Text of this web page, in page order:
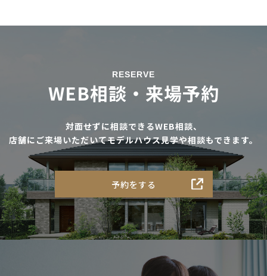
RESERVE
WEB相談・来場予約
対面せずに相談できるWEB相談、
店舗にご来場いただいてモデルハウス見学や相談もできます。
予約をする